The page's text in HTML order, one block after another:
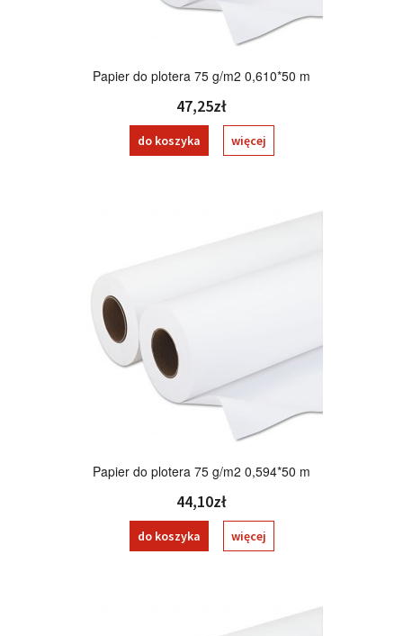
Papier do plotera 75 g/m2 0,610*50 m
47,25zł
do koszyka więcej
Papier do plotera 75 g/m2 0,594*50 m
44,10zł
do koszyka więcej